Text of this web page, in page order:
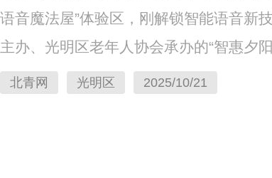
语音魔法屋”体验区，刚解锁智能语音新
主办、光明区老年人协会承办的“智惠夕
北青网 光明区 2025/10/21